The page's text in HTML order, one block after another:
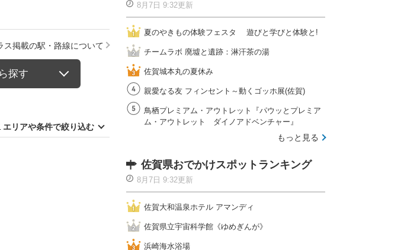
ス掲載の駅・路線について
探す
エリアや条件で絞り込む
8月7日 9:32更新
夏のやきもの体験フェスタ 遊びと学びと体験と!
チームラボ 廃墟と遺跡：淋汗茶の湯
佐賀城本丸の夏休み
親愛なる友 フィンセント～動くゴッホ展(佐賀)
鳥栖プレミアム・アウトレット『パウッとプレミア
ム・アウトレット ダイノアドベンチャー』
もっと見る
佐賀県おでかけスポットランキング
8月7日 9:32更新
佐賀大和温泉ホテル アマンディ
佐賀県立宇宙科学館《ゆめぎんが》
浜崎海水浴場